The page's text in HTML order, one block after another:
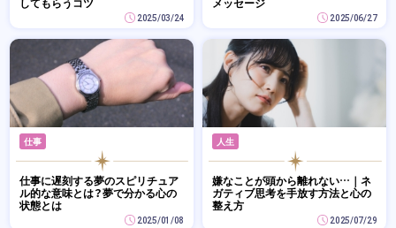
2025/03/24 2025/06/27
仕事
仕事に遅刻する夢のスピリチュア
ル的な意味とは？夢で分かる心の
状態とは
2025/01/08
人生
嫌なことが頭から離れない…｜ネ
ガティブ思考を手放す方法と心の
整え方
2025/07/29